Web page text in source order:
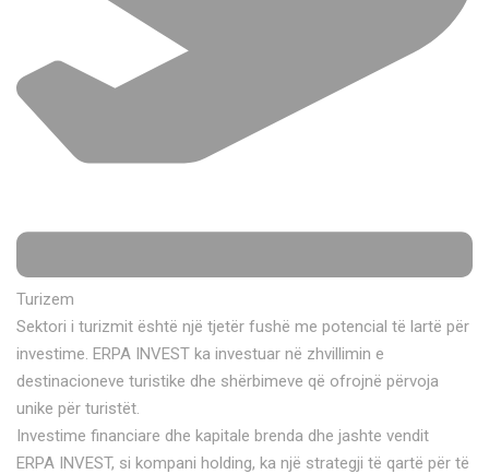
Turizem
Sektori i turizmit është një tjetër fushë me potencial të lartë për
investime. ERPA INVEST ka investuar në zhvillimin e
destinacioneve turistike dhe shërbimeve që ofrojnë përvoja
unike për turistët.
Investime financiare dhe kapitale brenda dhe jashte vendit
ERPA INVEST, si kompani holding, ka një strategji të qartë për të